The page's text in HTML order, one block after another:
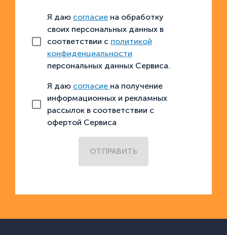
Я даю согласие на обработку
своих персональных данных в
соответствии с политикой
конфиденциальности
персональных данных Сервиса.
Я даю согласие на получение
информационных и рекламных
рассылок в соответствии с
офертой Сервиса
ОТПРАВИТЬ